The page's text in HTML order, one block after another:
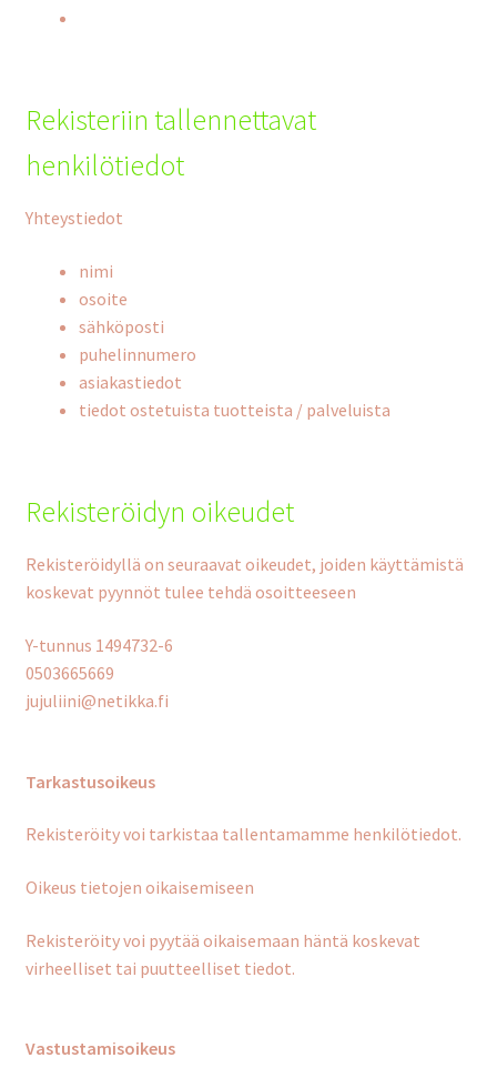
Rekisteriin tallennettavat
henkilötiedot
Yhteystiedot
nimi
osoite
sähköposti
puhelinnumero
asiakastiedot
tiedot ostetuista tuotteista / palveluista
Rekisteröidyn oikeudet
Rekisteröidyllä on seuraavat oikeudet, joiden käyttämistä
koskevat pyynnöt tulee tehdä osoitteeseen
Y-tunnus 1494732-6
0503665669
jujuliini@netikka.fi
Tarkastusoikeus
Rekisteröity voi tarkistaa tallentamamme henkilötiedot.
Oikeus tietojen oikaisemiseen
Rekisteröity voi pyytää oikaisemaan häntä koskevat
virheelliset tai puutteelliset tiedot.
Vastustamisoikeus